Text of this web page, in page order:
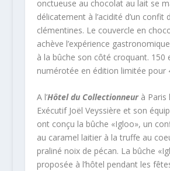
onctueuse au chocolat au lait se
délicatement à l’acidité d’un confit
clémentines. Le couvercle en
achève l’expérience
à la bûche son côté croquant. 150
numérotée en édition limitée pour
A l’Hôtel du Collectionneurà Paris
Exécutif Joël Veyssière et son
ont conçu la bûche «Igloo», un
au caramel laitier à la truffe au
praliné noix de pécan. La bûche
proposée à l’hôtel pendant les